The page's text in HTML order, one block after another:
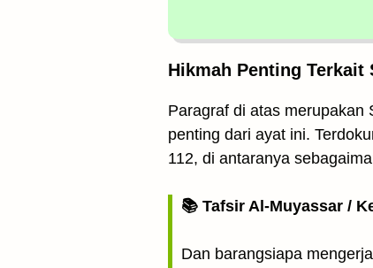
Hikmah Penting Terkait
Paragraf di atas merupakan
penting dari ayat ini.
112, di antaranya
📚 Tafsir Al-Muyassar /
Dan barangsiapa